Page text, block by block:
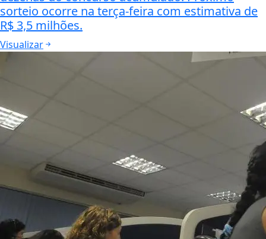
sorteio ocorre na terça-feira com estimativa de
R$ 3,5 milhões.
Visualizar